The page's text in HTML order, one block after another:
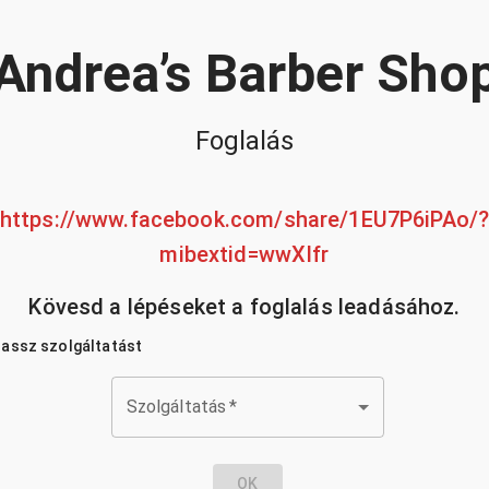
Barber
Foglalás
https://www.facebook.com/share/1EU7P6iPAo/?
mibextid=wwXIfr
Kövesd a lépéseket a foglalás leadásához.
szolgáltatást
Szolgáltatás *
OK